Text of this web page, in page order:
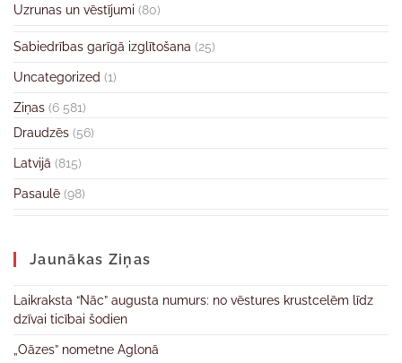
Uzrunas un vēstījumi (80)
Sabiedrības garīgā izglītošana (25)
Uncategorized (1)
Ziņas (6 581)
Draudzēs (56)
Latvijā (815)
Pasaulē (98)
Jaunākas Ziņas
Laikraksta “Nāc” augusta numurs: no vēstures krustcelēm līdz
dzīvai ticībai šodien
„Oāzes” nometne Aglonā